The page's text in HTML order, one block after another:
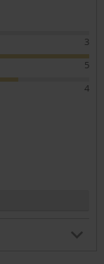
3
5
4